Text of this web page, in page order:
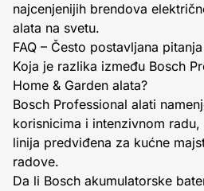
najcenjenijih brendova
alata na svetu.
FAQ – Često postavljana pitanja
Koja je razlika između Bosch
Home & Garden alata?
Bosch Professional alati
korisnicima i intenzivnom
linija predviđena za kućne
radove.
Da li Bosch akumulatorske